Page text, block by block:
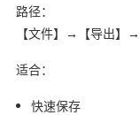
路径：
【文件】→【导出】→
适合：
快速保存